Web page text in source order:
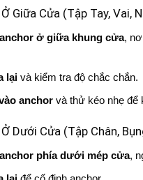
Giữa Cửa (Tập Tay, Vai,
ở giữa khung cửa,
lạivà kiểm tra độ chắc chắn.
anchorvà thử kéo nhẹ để
Dưới Cửa (Tập Chân,
phía dưới mép cửa,